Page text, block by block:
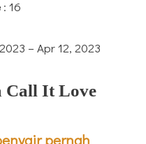
: 16
– Apr 12, 2023
Call It Love
pernah